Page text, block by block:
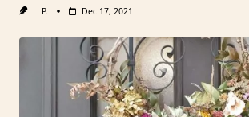
L. P. Dec 17, 2021